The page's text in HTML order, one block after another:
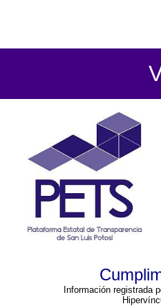
Información registrada